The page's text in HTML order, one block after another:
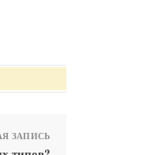
ЗАПИСЬ